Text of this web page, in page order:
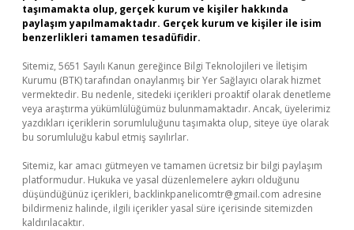
taşımamakta olup, gerçek kurum ve kişiler hakkında
paylaşım yapılmamaktadır. Gerçek kurum ve kişiler ile isim
benzerlikleri tamamen tesadüfidir.
Sitemiz, 5651 Sayılı Kanun gereğince Bilgi Teknolojileri ve İletişim
Kurumu (BTK) tarafından onaylanmış bir Yer Sağlayıcı olarak hizmet
vermektedir. Bu nedenle, sitedeki içerikleri proaktif olarak denetleme
veya araştırma yükümlülüğümüz bulunmamaktadır. Ancak, üyelerimiz
yazdıkları içeriklerin sorumluluğunu taşımakta olup, siteye üye olarak
bu sorumluluğu kabul etmiş sayılırlar.
Sitemiz, kar amacı gütmeyen ve tamamen ücretsiz bir bilgi paylaşım
platformudur. Hukuka ve yasal düzenlemelere aykırı olduğunu
düşündüğünüz içerikleri, backlinkpanelicomtr@gmail.com adresine
bildirmeniz halinde, ilgili içerikler yasal süre içerisinde sitemizden
kaldırılacaktır.